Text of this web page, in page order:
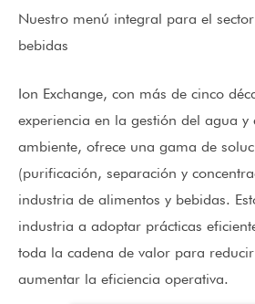
Nuestro menú integral para el
bebidas
Ion Exchange, con más de cinco
experiencia en la gestión del agua y
ambiente, ofrece una gama de
(purificación, separación y
industria de alimentos y bebidas.
industria a adoptar prácticas
toda la cadena de valor para
aumentar la eficiencia operativa.